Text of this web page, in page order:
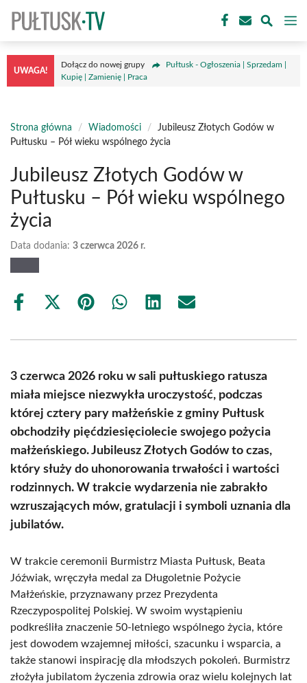
treści
UWAGA!
Dołącz do nowej grupy
Pułtusk - Ogłoszenia | Sprzedam |
Kupię | Zamienię | Praca
Strona główna / Wiadomości /
Jubileusz Złotych Godów w
Pułtusku – Pół wieku wspólnego życia
Jubileusz Złotych Godów w
Pułtusku – Pół wieku wspólnego
życia
Data dodania: 3 czerwca 2026 r.
Share
Share
(Twitter)
Share Share Share Share
3 czerwca 2026 roku w sali pułtuskiego ratusza
miała miejsce niezwykła uroczystość, podczas
której cztery pary małżeńskie z gminy Pułtusk
obchodziły pięćdziesięciolecie swojego pożycia
małżeńskiego. Jubileusz Złotych Godów to czas,
który służy do uhonorowania trwałości i wartości
rodzinnych. W trakcie wydarzenia nie zabrakło
wzruszających mów, gratulacji i symboli uznania dla
jubilatów.
W trakcie ceremonii Burmistrz Miasta Pułtusk, Beata
Jóźwiak, wręczyła medal za Długoletnie Pożycie
Małżeńskie, przyznawany przez Prezydenta
Rzeczypospolitej Polskiej. W swoim wystąpieniu
podkreśliła znaczenie 50-letniego wspólnego życia, które
jest dowodem wzajemnej miłości, szacunku i wsparcia, a
także stanowi inspirację dla młodszych pokoleń. Burmistrz
złożyła jubilatom życzenia zdrowia oraz wielu kolejnych lat